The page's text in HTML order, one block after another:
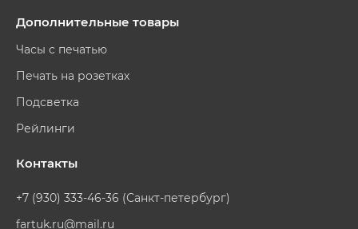
Дополнительные товары
Часы с печатью
Печать на розетках
Подсветка
Рейлинги
Контакты
+7 (930) 333-46-36 (Санкт-петербург)
fartuk.ru@mail.ru